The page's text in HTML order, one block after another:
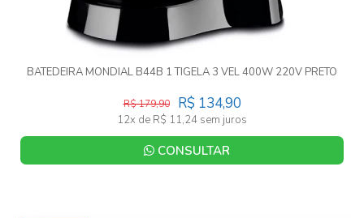
BATEDEIRA MONDIAL B44B 1 TIGELA 3 VEL 400W 220V PRETO
R$ 134,90
R$ 179,90
12x de R$ 11,24 sem juros
CONSULTAR